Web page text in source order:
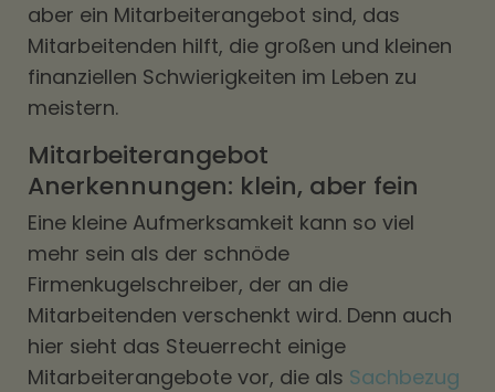
aber ein Mitarbeiterangebot sind, das
Mitarbeitenden hilft, die großen und kleinen
finanziellen Schwierigkeiten im Leben zu
meistern.
Mitarbeiterangebot
Anerkennungen: klein, aber fein
Eine kleine Aufmerksamkeit kann so viel
mehr sein als der schnöde
Firmenkugelschreiber, der an die
Mitarbeitenden verschenkt wird. Denn auch
hier sieht das Steuerrecht einige
Mitarbeiterangebote vor, die als Sachbezug